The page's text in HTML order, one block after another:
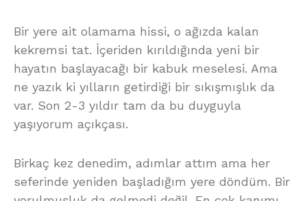
Bir yere ait olamama hissi, o ağızda kalan
kekremsi tat. İçeriden kırıldığında yeni bir
hayatın başlayacağı bir kabuk meselesi. Ama
ne yazık ki yılların getirdiği bir sıkışmışlık da
var. Son 2-3 yıldır tam da bu duyguyla
yaşıyorum açıkçası.
Birkaç kez denedim, adımlar attım ama her
seferinde yeniden başladığım yere döndüm. Bir